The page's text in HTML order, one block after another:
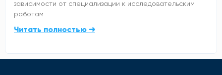
зависимости от специализации к исследовательским
работам
Читать полностью ➜